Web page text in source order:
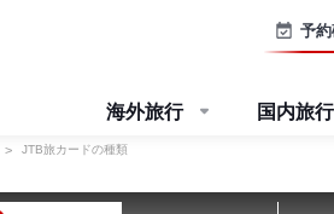
予
海外旅行 国内旅行
JTB旅カードの種類